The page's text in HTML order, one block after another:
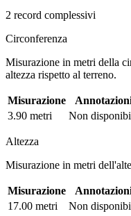
2 record complessivi
Circonferenza
Misurazione in metri della
altezza rispetto al terreno.
Misurazione
3.90 metri
Non
Altezza
Misurazione in metri
Misurazione
17.00 metri
Non